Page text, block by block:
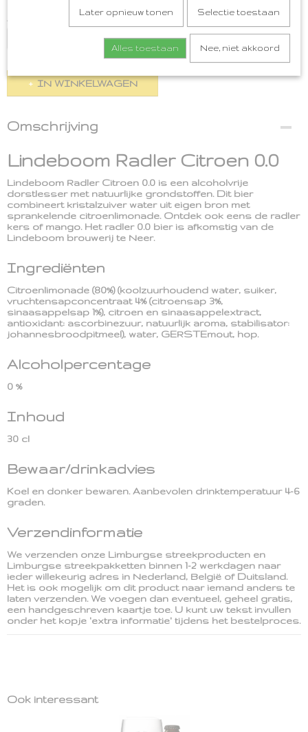
IN WINKELWAGEN
Omschrijving
Lindeboom Radler Citroen 0.0
Lindeboom Radler Citroen 0.0 is een alcoholvrije
dorstlesser met natuurlijke grondstoffen. Dit bier
combineert kristalzuiver water uit eigen bron met
sprankelende citroenlimonade. Ontdek ook eens de radler
kers of mango. Het radler 0.0 bier is afkomstig van de
Lindeboom brouwerij te Neer.
Ingrediënten
Citroenlimonade (80%) (koolzuurhoudend water, suiker,
vruchtensapconcentraat 4% (citroensap 3%,
sinaasappelsap 1%), citroen en sinaasappelextract,
antioxidant: ascorbinezuur, natuurlijk aroma, stabilisator:
johannesbroodpitmeel), water, GERSTEmout, hop.
Alcoholpercentage
0 %
Inhoud
30 cl
Bewaar/drinkadvies
Koel en donker bewaren. Aanbevolen drinktemperatuur 4-6
graden.
Verzendinformatie
We verzenden onze Limburgse streekproducten en
Limburgse streekpakketten binnen 1-2 werkdagen naar
ieder willekeurig adres in Nederland, België of Duitsland.
Het is ook mogelijk om dit product naar iemand anders te
laten verzenden. We voegen dan eventueel, geheel gratis,
een handgeschreven kaartje toe. U kunt uw tekst invullen
onder het kopje 'extra informatie' tijdens het bestelproces.
Ook interessant
Later opnieuw tonen Selectie toestaan
Alles toestaan Nee, niet akkoord